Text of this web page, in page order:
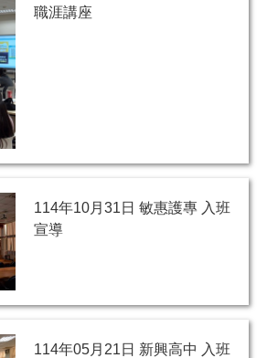
職涯講座
114年10月31日 敏惠護專 入班
宣導
114年05月21日 新興高中 入班